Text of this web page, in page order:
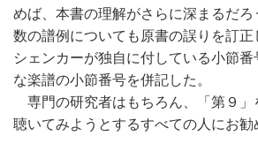
めば、本書の理解がさらに深まるだ
数の譜例についても原書の誤りを訂
シェンカーが独自に付している小節
な楽譜の小節番号を併記した。
専門の研究者はもちろん、「第９」
聴いてみようとするすべての人にお勧